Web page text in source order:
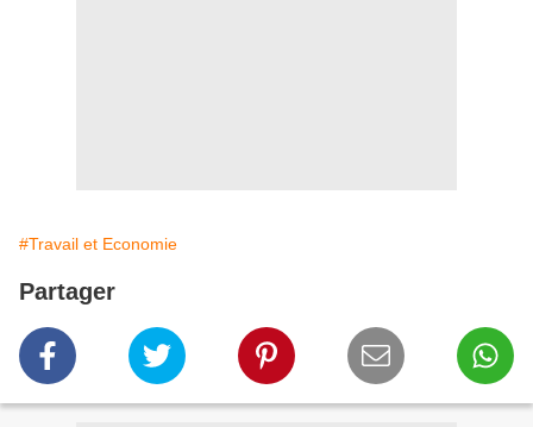
#Travail et Economie
Partager